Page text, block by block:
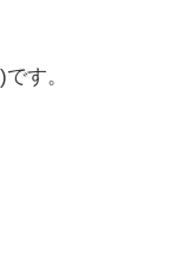
)です。